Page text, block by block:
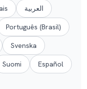
العربية
Português (Brasil)
Svenska
Suomi Español